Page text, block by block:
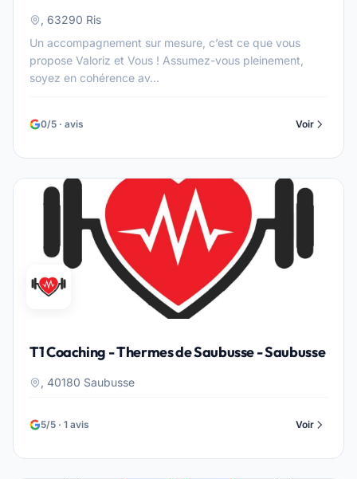
, 63290 Ris
Un accompagnement sur mesure, c’est ce que vous
propose Valoriz et Vous ! Assumez-vous pleinement,
soyez en cohérence av...
0/5 · avis Voir
T1 Coaching - Thermes de Saubusse - Saubusse
, 40180 Saubusse
5/5 · 1 avis Voir